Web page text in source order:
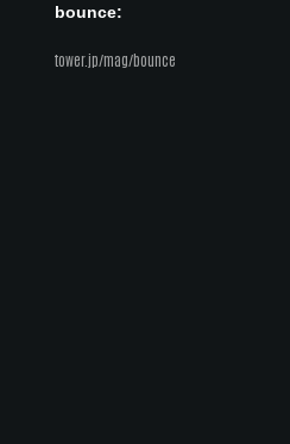
bounce:
tower.jp/mag/bounce